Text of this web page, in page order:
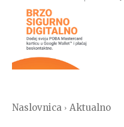
Naslovnica Aktualno